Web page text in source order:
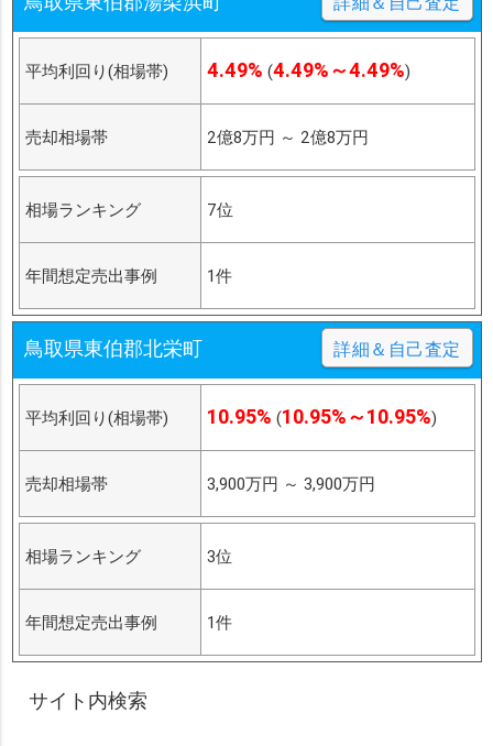
平均利回り(相場帯) 4.49% (4.49%～4.49%)
売却相場帯 2億8万円 ～ 2億8万円
相場ランキング 7位
年間想定売出事例 1件
鳥取県東伯郡北栄町 詳細＆自己査定
平均利回り(相場帯) 10.95% (10.95%～10.95%)
売却相場帯 3,900万円 ～ 3,900万円
相場ランキング 3位
年間想定売出事例 1件
サイト内検索